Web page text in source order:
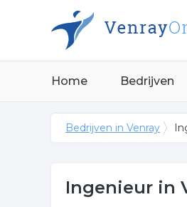
Home Bedrijven
Bedrijven in Venray
Ingenieur in